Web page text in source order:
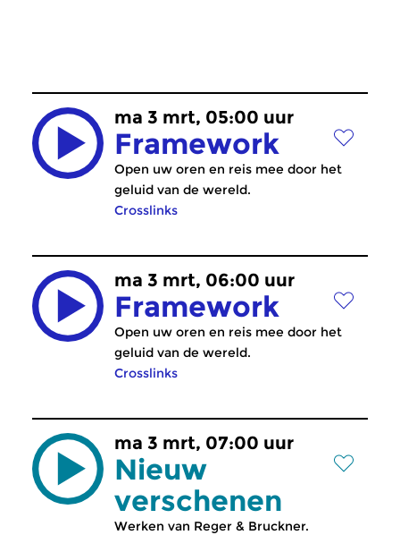
ma 3 mrt, 05:00 uur
Framework
Open uw oren en reis mee door het
geluid van de wereld.
Crosslinks
ma 3 mrt, 06:00 uur
Framework
Open uw oren en reis mee door het
geluid van de wereld.
Crosslinks
ma 3 mrt, 07:00 uur
Nieuw
verschenen
Werken van Reger & Bruckner.